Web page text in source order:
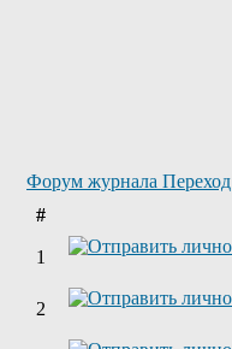
Форум журнала Переход
#
1
2